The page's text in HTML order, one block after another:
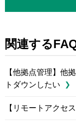
関連する
【他拠点管理】他
トダウンしたい
【リモートアクセ